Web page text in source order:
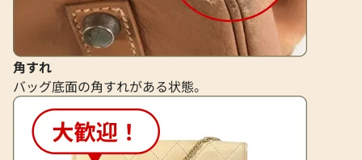
角すれ
バッグ底面の角すれがある状態。